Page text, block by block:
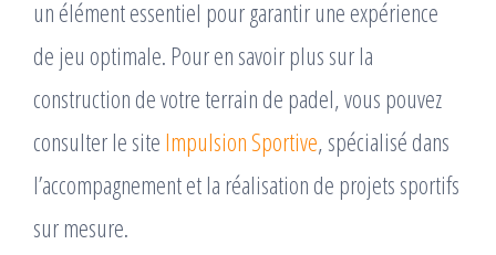
un élément essentiel pour garantir une expérience
de jeu optimale. Pour en savoir plus sur la
construction de votre terrain de padel, vous pouvez
consulter le site Impulsion Sportive, spécialisé dans
l’accompagnement et la réalisation de projets sportifs
sur mesure.